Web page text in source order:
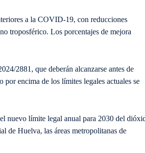
a la COVID-19, con reducciones
troposférico. Los porcentajes de mejora
2881, que deberán alcanzarse antes de
encima de los límites legales actuales se
nuevo límite legal anual para 2030 del
de Huelva, las áreas metropolitanas de